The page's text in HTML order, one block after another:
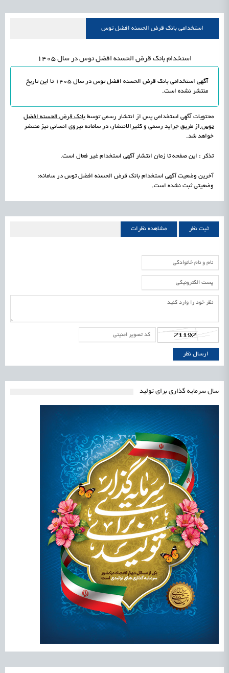
علمی
1405/05/15 اشتغال و کارآفرینی رسیدن مجوز ایجاد «سندباکس» به نهادهای توسعه‌ای و صنفی
استخدامی بانک قرض الحسنه افضل توس
استخدام بانک قرض الحسنه افضل توس در سال 1405
آگهی استخدامی بانک قرض الحسنه افضل توس در سال 1405 تا این تاریخ
منتشر نشده است.
محتویات آگهی استخدامی پس از انتشار رسمی توسط بانک قرض الحسنه افضل
توس از طریق جراید رسمی و کثیرالانتشار، در سامانه نیروی انسانی نیز منتشر
خواهد شد.
تذکر : این صفحه تا زمان انتشار آگهی استخدام غیر فعال است.
آخرین وضعیت آگهی استخدام بانک قرض الحسنه افضل توس در سامانه:
وضعیتی ثبت نشده است.
ثبت نظر مشاهده نظرات
سال سرمایه گذاری برای تولید